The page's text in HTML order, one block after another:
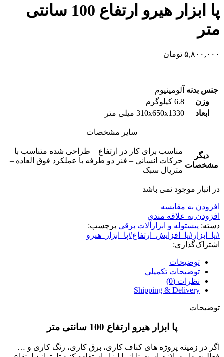
پا ابزار هیرو ارتفاع 100 سانتی
متر
۵,۸۰۰,۰۰۰ تومان
جنس بدنه آلومینیوم
وزن
6.8 کيلوگرم
ابعاد
310x650x1330 میلی متر
سایر مشخصات
دیگر
مشخصات
مناسب برای کار در ارتفاع – طراحی شده متناسب با
حرکات انسانی – فنر دو طرفه با عملکرد فوق العاده –
متریال سبک
در انبار موجود نمی باشد
افزودن به مقایسه
افزودن به علاقه مندی
دسته: پیستوله و ابزارآلات برقی برچسب:
#پا_ابزار#پا_افزایش_ارتفاع#پا_ابزار_هیرو
اشتراک‌گذاری:
توضیحات
توضیحات تکمیلی
نظرات (0)
Shipping & Delivery
توضیحات
پا ابزار هیرو ارتفاع 100 سانتی متر
اگر در زمینه پروژه های کناف کاری، برق کاری، رنگ کاری و …